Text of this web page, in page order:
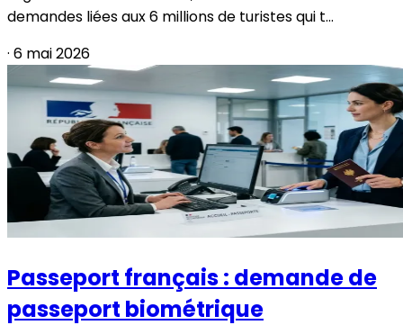
demandes liées aux 6 millions de turistes qui t...
· 6 mai 2026
Passeport français : demande de
passeport biométrique